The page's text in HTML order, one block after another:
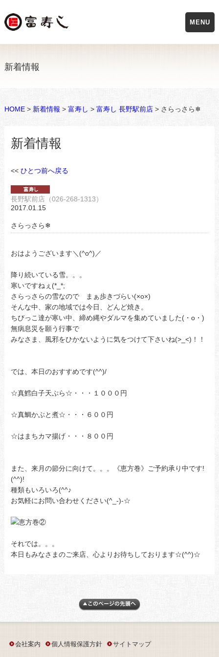
新着情報
HOME> 新着情報 > 富寿し > 富寿し 長野駅前店> さらっさら❄
新着情報
<< ひとつ前へ戻る
長野駅前店（026-268-1313）
2017.01.15
さらっさら❄
おはようございます＼(^o^)／
降り続いている雪。。。
寒いですねぇ(*_*;
さらっさらの雪なので まぁ歩きづらい(×o×)
そんな中、家の地域では今日、どんど焼き。
ちびっこ達が寒い中、締め縄やダルマを集めていました(・o・)
無病息災を願う行事で
みなさま、風邪をひかないように気をつけて下さいね(>_<)！！
では、本日のおすすめです(^^)/
☆真鱈白子天ぷら☆・・・１０００円
☆真鯛かぶと煮☆・・・６００円
☆はまちカマ揚げ・・・８００円
また、来月の節分に向けて。。。《恵方巻》ご予約承り中です!
(^^)!
種類もいろいろ(^^♪
お気軽にお問い合わせください(^_-)-☆
それでは。。。
本日もみなさまのご来店、心よりお待ちしております☆(^^)☆
会社案内 個人情報保護方針 サイトマップ
MENU